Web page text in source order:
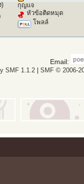
)
กุญแจ
หัวข้อติดหมุด
โพลล์
Email:
SMF 1.1.2| SMF © 2006-